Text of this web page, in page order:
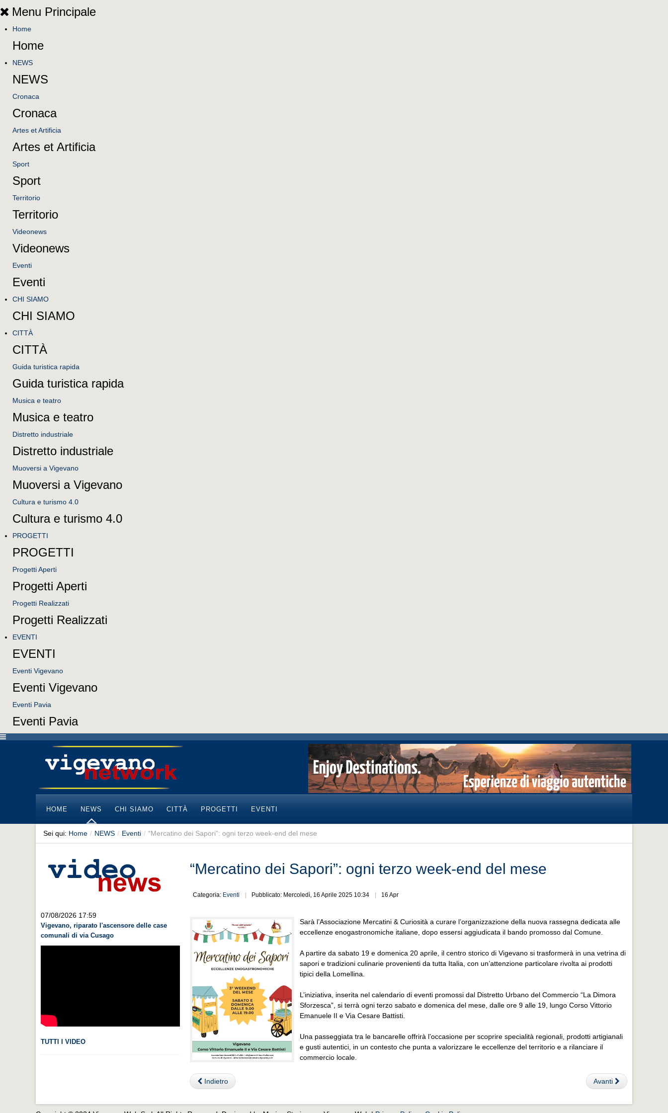
Menu Principale
Home
Home
NEWS
NEWS
Cronaca
Cronaca
Artes et Artificia
Artes et Artificia
Sport
Sport
Territorio
Territorio
Videonews
Videonews
Eventi
Eventi
CHI SIAMO
CHI SIAMO
CITTÀ
CITTÀ
Guida turistica rapida
Guida turistica rapida
Musica e teatro
Musica e teatro
Distretto industriale
Distretto industriale
Muoversi a Vigevano
Muoversi a Vigevano
Cultura e turismo 4.0
Cultura e turismo 4.0
PROGETTI
PROGETTI
Progetti Aperti
Progetti Aperti
Progetti Realizzati
Progetti Realizzati
EVENTI
EVENTI
Eventi Vigevano
Eventi Vigevano
Eventi Pavia
Eventi Pavia
HOME NEWS CHI SIAMO CITTÀ PROGETTI EVENTI
Sei qui: Home / NEWS / Eventi / “Mercatino dei Sapori”: ogni terzo week-end del mese
07/08/2026 17:59
Vigevano, riparato l'ascensore delle case
comunali di via Cusago
TUTTI I VIDEO
“Mercatino dei Sapori”: ogni terzo week-end del mese
Categoria: Eventi Pubblicato: Mercoledì, 16 Aprile 2025 10:34 16 Apr
Sarà l’Associazione Mercatini & Curiosità a curare l’organizzazione della nuova rassegna dedicata alle
eccellenze enogastronomiche italiane, dopo essersi aggiudicata il bando promosso dal Comune.
A partire da sabato 19 e domenica 20 aprile, il centro storico di Vigevano si trasformerà in una vetrina di
sapori e tradizioni culinarie provenienti da tutta Italia, con un’attenzione particolare rivolta ai prodotti
tipici della Lomellina.
L’iniziativa, inserita nel calendario di eventi promossi dal Distretto Urbano del Commercio “La Dimora
Sforzesca”, si terrà ogni terzo sabato e domenica del mese, dalle ore 9 alle 19, lungo Corso Vittorio
Emanuele II e Via Cesare Battisti.
Una passeggiata tra le bancarelle offrirà l’occasione per scoprire specialità regionali, prodotti artigianali
e gusti autentici, in un contesto che punta a valorizzare le eccellenze del territorio e a rilanciare il
commercio locale.
Indietro Avanti